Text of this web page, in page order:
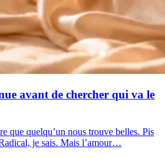
avant de chercher qui va le
que quelqu’un nous trouve belles. Pis
je sais. Mais l’amour…